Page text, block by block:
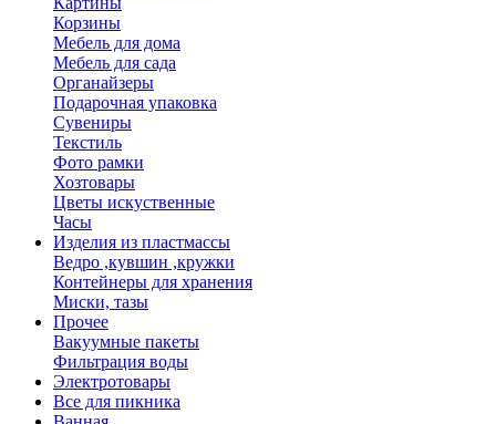
Корзины
Мебель для дома
Мебель для сада
Органайзеры
Подарочная упаковка
Сувениры
Текстиль
Фото рамки
Хозтовары
Цветы искуственные
Часы
Изделия из пластмассы
Ведро ,кувшин ,кружки
Контейнеры для хранения
Миски, тазы
Прочее
Вакуумные пакеты
Фильтрация воды
Электротовары
Все для пикника